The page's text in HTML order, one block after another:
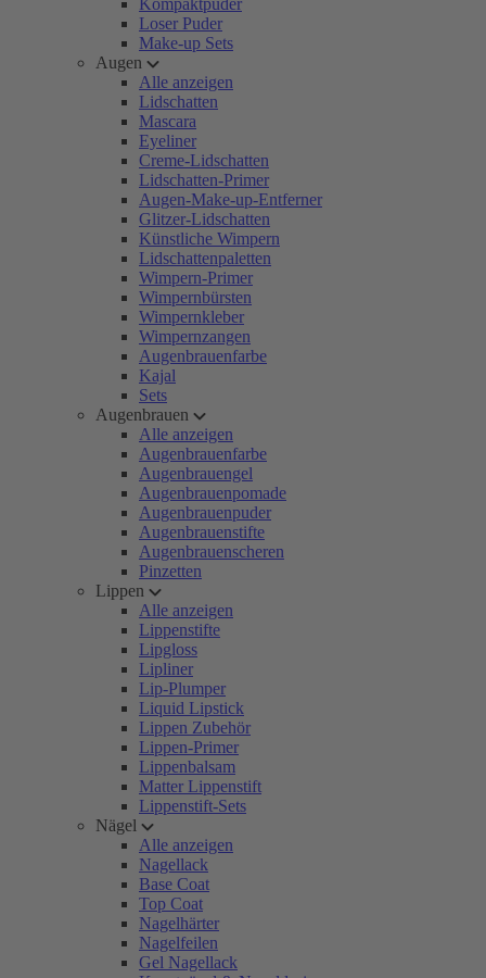
Kompaktpuder
Loser Puder
Make-up Sets
Augen
Alle anzeigen
Lidschatten
Mascara
Eyeliner
Creme-Lidschatten
Lidschatten-Primer
Augen-Make-up-Entferner
Glitzer-Lidschatten
Künstliche Wimpern
Lidschattenpaletten
Wimpern-Primer
Wimpernbürsten
Wimpernkleber
Wimpernzangen
Augenbrauenfarbe
Kajal
Sets
Augenbrauen
Alle anzeigen
Augenbrauenfarbe
Augenbrauengel
Augenbrauenpomade
Augenbrauenpuder
Augenbrauenstifte
Augenbrauenscheren
Pinzetten
Lippen
Alle anzeigen
Lippenstifte
Lipgloss
Lipliner
Lip-Plumper
Liquid Lipstick
Lippen Zubehör
Lippen-Primer
Lippenbalsam
Matter Lippenstift
Lippenstift-Sets
Nägel
Alle anzeigen
Nagellack
Base Coat
Top Coat
Nagelhärter
Nagelfeilen
Gel Nagellack